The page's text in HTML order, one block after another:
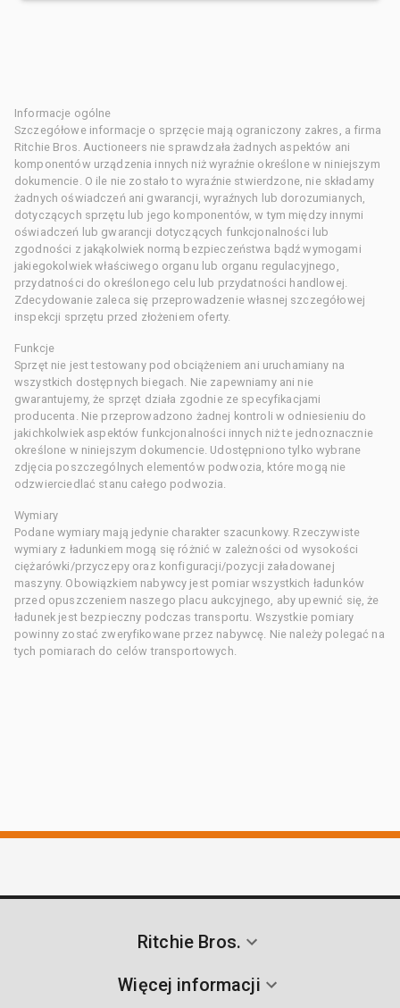
Informacje ogólne
Szczegółowe informacje o sprzęcie mają ograniczony zakres, a firma
Ritchie Bros. Auctioneers nie sprawdzała żadnych aspektów ani
komponentów urządzenia innych niż wyraźnie określone w niniejszym
dokumencie. O ile nie zostało to wyraźnie stwierdzone, nie składamy
żadnych oświadczeń ani gwarancji, wyraźnych lub dorozumianych,
dotyczących sprzętu lub jego komponentów, w tym między innymi
oświadczeń lub gwarancji dotyczących funkcjonalności lub
zgodności z jakąkolwiek normą bezpieczeństwa bądź wymogami
jakiegokolwiek właściwego organu lub organu regulacyjnego,
przydatności do określonego celu lub przydatności handlowej.
Zdecydowanie zaleca się przeprowadzenie własnej szczegółowej
inspekcji sprzętu przed złożeniem oferty.
Funkcje
Sprzęt nie jest testowany pod obciążeniem ani uruchamiany na
wszystkich dostępnych biegach. Nie zapewniamy ani nie
gwarantujemy, że sprzęt działa zgodnie ze specyfikacjami
producenta. Nie przeprowadzono żadnej kontroli w odniesieniu do
jakichkolwiek aspektów funkcjonalności innych niż te jednoznacznie
określone w niniejszym dokumencie. Udostępniono tylko wybrane
zdjęcia poszczególnych elementów podwozia, które mogą nie
odzwierciedlać stanu całego podwozia.
Wymiary
Podane wymiary mają jedynie charakter szacunkowy. Rzeczywiste
wymiary z ładunkiem mogą się różnić w zależności od wysokości
ciężarówki/przyczepy oraz konfiguracji/pozycji załadowanej
maszyny. Obowiązkiem nabywcy jest pomiar wszystkich ładunków
przed opuszczeniem naszego placu aukcyjnego, aby upewnić się, że
ładunek jest bezpieczny podczas transportu. Wszystkie pomiary
powinny zostać zweryfikowane przez nabywcę. Nie należy polegać na
tych pomiarach do celów transportowych.
Ritchie Bros.
Więcej informacji